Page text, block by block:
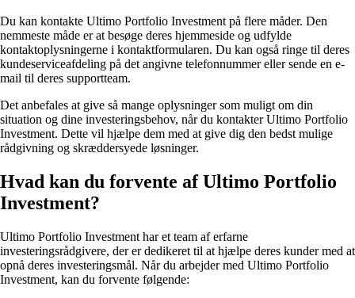
Du kan kontakte Ultimo Portfolio Investment på flere måder. Den
nemmeste måde er at besøge deres hjemmeside og udfylde
kontaktoplysningerne i kontaktformularen. Du kan også ringe til deres
kundeserviceafdeling på det angivne telefonnummer eller sende en e-
mail til deres supportteam.
Det anbefales at give så mange oplysninger som muligt om din
situation og dine investeringsbehov, når du kontakter Ultimo Portfolio
Investment. Dette vil hjælpe dem med at give dig den bedst mulige
rådgivning og skræddersyede løsninger.
Hvad kan du forvente af Ultimo Portfolio
Investment?
Ultimo Portfolio Investment har et team af erfarne
investeringsrådgivere, der er dedikeret til at hjælpe deres kunder med at
opnå deres investeringsmål. Når du arbejder med Ultimo Portfolio
Investment, kan du forvente følgende: